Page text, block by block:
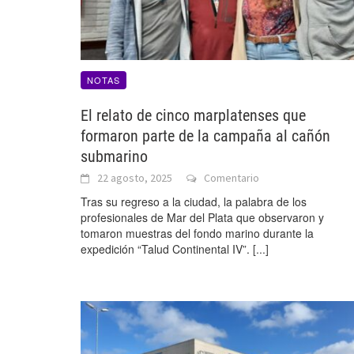
NOTAS
El relato de cinco marplatenses que
formaron parte de la campaña al cañón
submarino
22 agosto, 2025 Comentario
Tras su regreso a la ciudad, la palabra de los
profesionales de Mar del Plata que observaron y
tomaron muestras del fondo marino durante la
expedición “Talud Continental IV”. [...]